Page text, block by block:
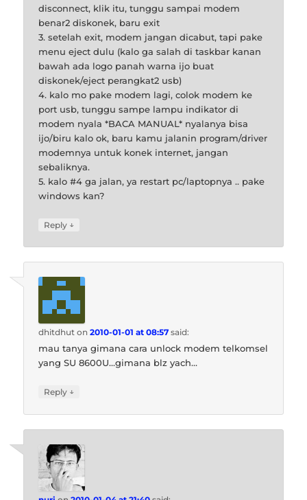
disconnect, klik itu, tunggu sampai modem
benar2 diskonek, baru exit
3. setelah exit, modem jangan dicabut, tapi pake
menu eject dulu (kalo ga salah di taskbar kanan
bawah ada logo panah warna ijo buat
diskonek/eject perangkat2 usb)
4. kalo mo pake modem lagi, colok modem ke
port usb, tunggu sampe lampu indikator di
modem nyala *BACA MANUAL* nyalanya bisa
ijo/biru kalo ok, baru kamu jalanin program/driver
modemnya untuk konek internet, jangan
sebaliknya.
5. kalo #4 ga jalan, ya restart pc/laptopnya .. pake
windows kan?
Reply ↓
dhitdhut on2010-01-01 at 08:57 said:
mau tanya gimana cara unlock modem telkomsel
yang SU 8600U…gimana blz yach…
Reply ↓